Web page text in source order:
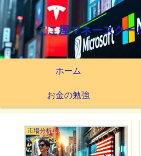
ここ屋マネースクー
ホーム
お金の勉強
市場分析